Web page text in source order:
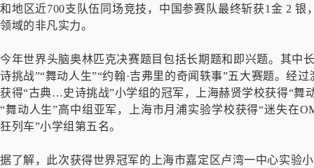
和地区近700支队伍同场竞技，中国参赛队最终斩获1金 2
领域的非凡实力。
今年世界头脑奥林匹克决赛题目包括长期题和即兴题。其中
诗挑战”“舞动人生”“约翰·吉弗里的奇闻轶事”五大赛题。经
获得“古典…史诗挑战”小学组的冠军，上海赫贤学校获得“舞
“舞动人生”高中组亚军，上海市月浦实验学校获得“迷失在
狂列车”小学组第五名。
据了解，此次获得世界冠军的上海市嘉定区卢湾一中心实验